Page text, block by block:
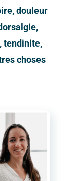
douleur
tendinite,
choses